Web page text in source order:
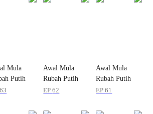
Mula
Putih
63
Awal Mula
Rubah Putih
Kecil
EP62
Awal Mula
Rubah Putih
Kecil
EP61